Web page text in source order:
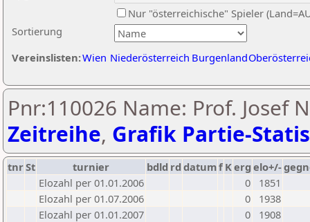
Sortierung
Nur "österreichische" Spieler
Vereinslisten:Wien Niederösterreich Burgenland
Pnr:110026 Name: Prof. Josef
Zeitreihe, Grafik Partie-
tnrSt turnier bdld rd datumf Kerg elo+/-
Elozahl per 01.01.2006
0
1851
Elozahl per 01.07.2006
0
1938
Elozahl per 01.01.2007
0
1908